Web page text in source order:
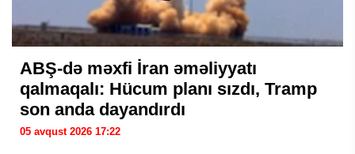
ABŞ-də məxfi İran əməliyyatı
qalmaqalı: Hücum planı sızdı, Tramp
son anda dayandırdı
05 avqust 2026 17:22